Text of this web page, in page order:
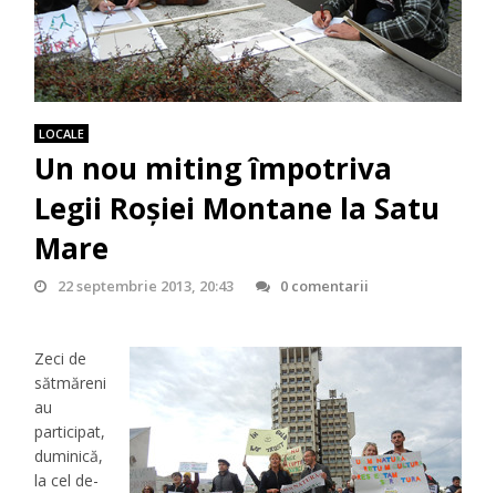
LOCALE
Un nou miting împotriva
Legii Roşiei Montane la Satu
Mare
22 septembrie 2013, 20:43 0 comentarii
Zeci de
sătmăreni
au
participat,
duminică,
la cel de-